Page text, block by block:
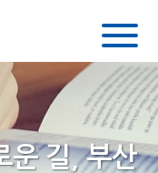
운 길, 부산